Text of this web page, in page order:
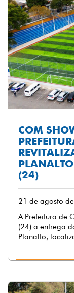
COM
(24)
21 de agosto
A Prefeitura de
(24) a entrega
Planalto,